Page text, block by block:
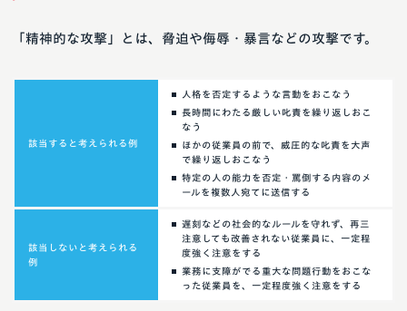
「精神的な攻撃」とは、脅迫や侮辱・暴言などの攻撃です。
該当すると考えられる例
人格を否定するような言動をおこなう
長時間にわたる厳しい叱責を繰り返しおこ
なう
ほかの従業員の前で、威圧的な叱責を大声
で繰り返しおこなう
特定の人の能力を否定・罵倒する内容のメ
ールを複数人宛てに送信する
該当しないと考えられる
例
遅刻などの社会的なルールを守れず、再三
注意しても改善されない従業員に、一定程
度強く注意をする
業務に支障がでる重大な問題行動をおこな
った従業員を、一定程度強く注意をする